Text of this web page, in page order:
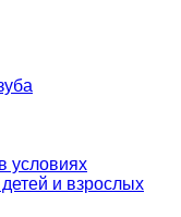
условиях
и взрослых